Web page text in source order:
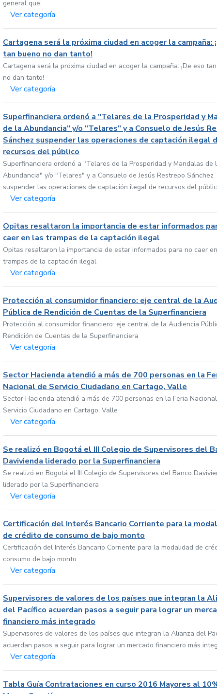
general que:
Ver categoría
Cartagena será la próxima ciudad en acoger la campaña:
tan bueno no dan tanto!
Cartagena será la próxima ciudad en acoger la campaña: ¡De eso
no dan tanto!
Ver categoría
Superfinanciera ordenó a "Telares de la Prosperidad y
de la Abundancia" y/o "Telares" y a Consuelo de Jesús
Sánchez suspender las operaciones de captación ilegal
recursos del público
Superfinanciera ordenó a "Telares de la Prosperidad y Mandalas de
Abundancia" y/o "Telares" y a Consuelo de Jesús Restrepo Sánchez
suspender las operaciones de captación ilegal de recursos del
Ver categoría
Opitas resaltaron la importancia de estar informados
caer en las trampas de la captación ilegal
Opitas resaltaron la importancia de estar informados para no caer
trampas de la captación ilegal
Ver categoría
Protección al consumidor financiero: eje central de la
Pública de Rendición de Cuentas de la Superfinanciera
Protección al consumidor financiero: eje central de la Audiencia
Rendición de Cuentas de la Superfinanciera
Ver categoría
Sector Hacienda atendió a más de 700 personas en la
Nacional de Servicio Ciudadano en Cartago, Valle
Sector Hacienda atendió a más de 700 personas en la Feria
Servicio Ciudadano en Cartago, Valle
Ver categoría
Se realizó en Bogotá el III Colegio de Supervisores del
Davivienda liderado por la Superfinanciera
Se realizó en Bogotá el III Colegio de Supervisores del Banco
liderado por la Superfinanciera
Ver categoría
Certificación del Interés Bancario Corriente para la
de crédito de consumo de bajo monto
Certificación del Interés Bancario Corriente para la modalidad de
consumo de bajo monto
Ver categoría
Supervisores de valores de los países que integran la
del Pacífico acuerdan pasos a seguir para lograr un
financiero más integrado
Supervisores de valores de los países que integran la Alianza del
acuerdan pasos a seguir para lograr un mercado financiero más
Ver categoría
Tabla Guía Contrataciones en curso 2016 Mayores al